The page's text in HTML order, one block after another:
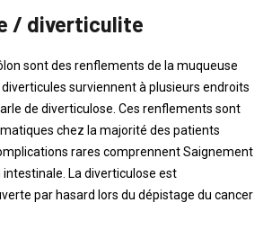
/ diverticulite
sont des renflements de la muqueuse
surviennent à plusieurs endroits
de diverticulose. Ces renflements sont
chez la majorité des patients
rares comprennent Saignement
La diverticulose est
par hasard lors du dépistage du cancer